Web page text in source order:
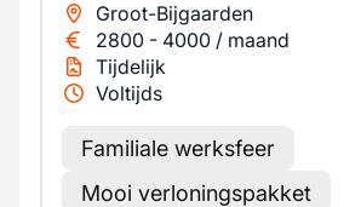
Groot-Bijgaarden
2800 - 4000 / maand
Tijdelijk
Voltijds
Familiale werksfeer
Mooi verloningspakket